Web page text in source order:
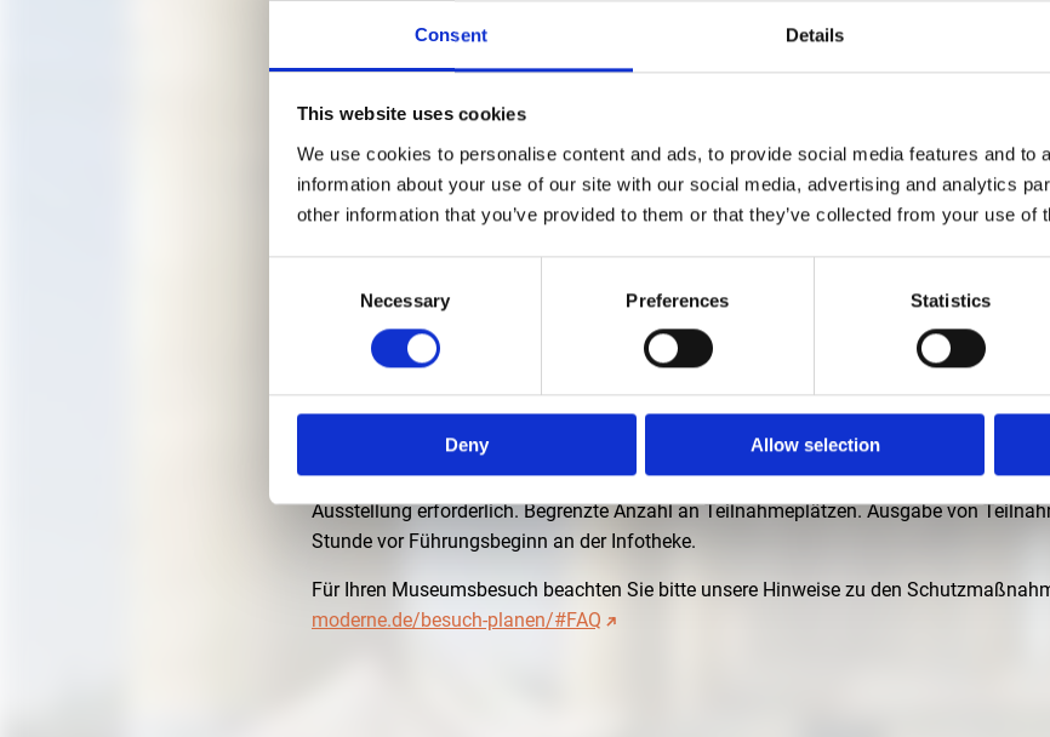
Consent Details
This website uses cookies
We use cookies to personalise content and ads, to provide social media features and to
information about your use of our site with our social media, advertising and analytics
other information that you’ve provided to them or that they’ve collected from your use of
Necessary Preferences Statistics
Deny Allow selection
Jana Čulek, Hilma af Klint Museum. A Temple for the Pictures, 2017 © Jana Čulek / Studio Fabula
FÜHRUNG „DIE
30. OKTOBER 2020, 16:00 - 17:00 UHR
Treffpunkt an der Infotheke in der Rotunde der Pinakothek der Moderne. Die
Ausstellung erforderlich. Begrenzte Anzahl an Teilnahmeplätzen. Ausgabe von
Stunde vor Führungsbeginn an der Infotheke.
Für Ihren Museumsbesuch beachten Sie bitte unsere Hinweise zu den
moderne.de/besuch-planen/#FAQ